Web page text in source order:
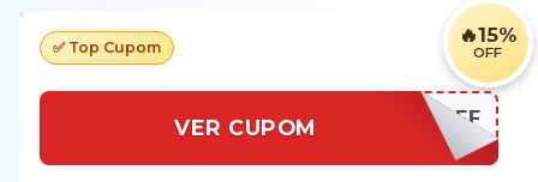
🔥15%
OFF
✅ Top Cupom
VER CUPOM 15% OFF